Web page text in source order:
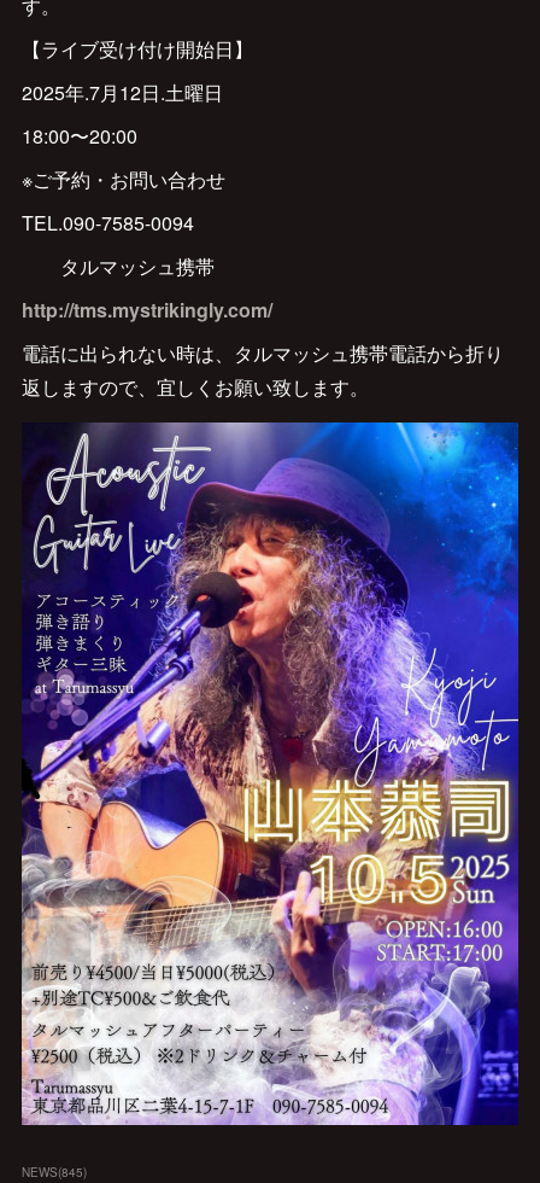
【ライブ受け付け開始日】
2025年.7月12日.土曜日
18:00〜20:00
※ご予約・お問い合わせ
TEL.090-7585-0094
タルマッシュ携帯
http://tms.mystrikingly.com/
電話に出られない時は、タルマッシュ携帯電話から折り
返しますので、宜しくお願い致します。
NEWS(845)